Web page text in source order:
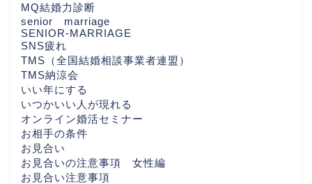
MQ結婚力診断
senior marriage
SENIOR-MARRIAGE
SNS疲れ
TMS（全国結婚相談事業者連盟）
TMS納涼会
いい年にする
いつかいい人が現れる
オンライン婚活セミナー
お相手の条件
お見合い
お見合いの注意事項 女性編
お見合い注意事項